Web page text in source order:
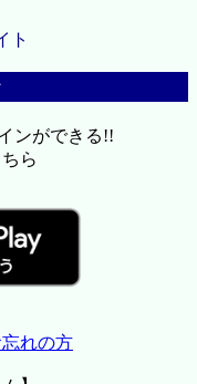
ト
ンができる!!
ら
れの方